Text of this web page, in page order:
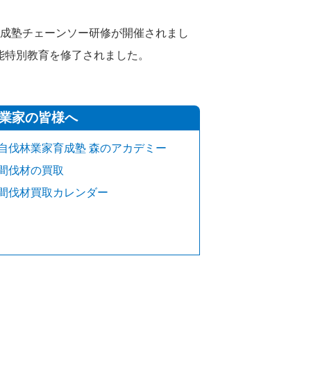
塾チェーンソー研修が開催されまし
別教育を修了されました。
家の皆様へ
伐林業家育成塾 森のアカデミー
伐材の買取
伐材買取カレンダー